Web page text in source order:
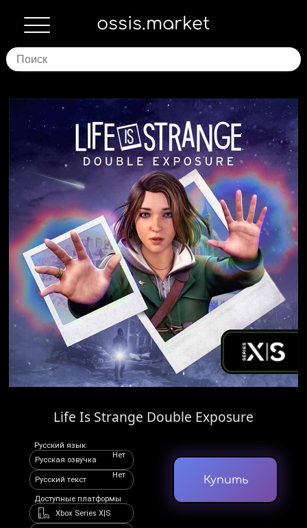
ossis.market
Life Is Strange Double Exposure
Русский язык
Русская озвучка
Нет
Русский текст
Нет
Доступные платформы
Xbox Series X|S
Купить